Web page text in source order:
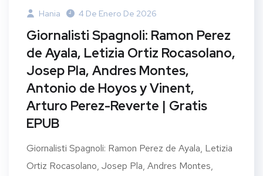
Hania 4 De Enero De 2026
Giornalisti Spagnoli: Ramon Perez
de Ayala, Letizia Ortiz Rocasolano,
Josep Pla, Andres Montes,
Antonio de Hoyos y Vinent,
Arturo Perez-Reverte | Gratis
EPUB
Giornalisti Spagnoli: Ramon Perez de Ayala, Letizia
Ortiz Rocasolano, Josep Pla, Andres Montes,